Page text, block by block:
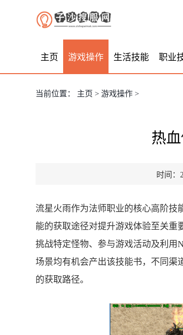
主页 游戏操作 生活技能 职业
当前位置： 主页 > 游戏操作 >
热
时间：
流星火雨作为法师职业的核心高阶技
能的获取途径对提升游戏体验至关重
挑战特定怪物、参与游戏活动及利用
场景均有机会产出该技能书，不同渠
的获取路径。